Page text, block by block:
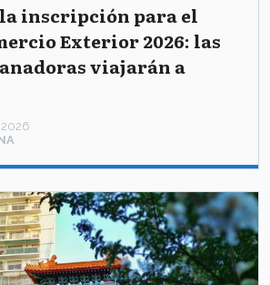
inscripción para el
Exterior 2026: las
viajarán a
2026